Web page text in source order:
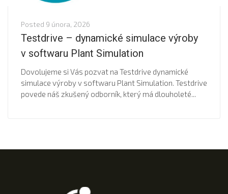
Posted 9 února, 2026
Testdrive – dynamické simulace výroby
v softwaru Plant Simulation
Dovolujeme si Vás pozvat na Testdrive dynamické
simulace výroby v softwaru Plant Simulation. Testdrive
povede náš zkušený odborník, který má dlouholeté...